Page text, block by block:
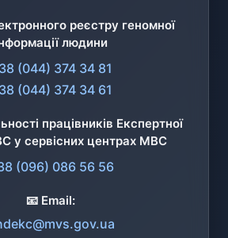
реєстру геномної
людини
(044) 374 34 81
(044) 374 34 61
працівників Експертної
у сервісних центрах МВС
(096) 086 56 56
📧 Email: